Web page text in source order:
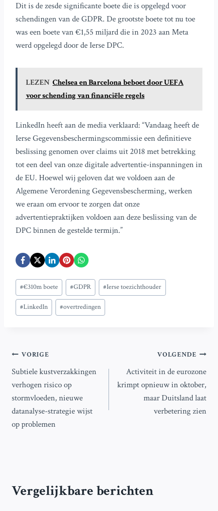
Dit is de zesde significante boete die is opgelegd voor
schendingen van de GDPR. De grootste boete tot nu toe
was een boete van €1,55 miljard die in 2023 aan Meta
werd opgelegd door de Ierse DPC.
LEZEN Chelsea en Barcelona beboet door UEFA
voor schending van financiële regels
LinkedIn heeft aan de media verklaard: “Vandaag heeft de
Ierse Gegevensbeschermingscommissie een definitieve
beslissing genomen over claims uit 2018 met betrekking
tot een deel van onze digitale advertentie-inspanningen in
de EU. Hoewel wij geloven dat we voldoen aan de
Algemene Verordening Gegevensbescherming, werken
we eraan om ervoor te zorgen dat onze
advertentiepraktijken voldoen aan deze beslissing van de
DPC binnen de gestelde termijn.”
Bericht
tags:
#€310m boete #GDPR #Ierse toezichthouder
#LinkedIn #overtredingen
Bericht
navigatie
VORIGE
Subtiele kustverzakkingen
verhogen risico op
stormvloeden, nieuwe
datanalyse-strategie wijst
op problemen
VOLGENDE
Activiteit in de eurozone
krimpt opnieuw in oktober,
maar Duitsland laat
verbetering zien
Vergelijkbare berichten